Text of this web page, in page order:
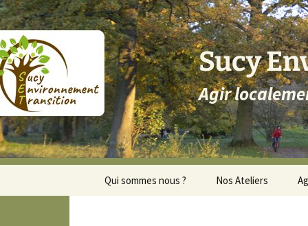
Aller
au
contenu
Sucy
Agir
Qui sommes nous ? Nos Ateliers